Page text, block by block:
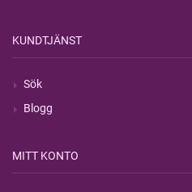
KUNDTJÄNST
Sök
Blogg
MITT KONTO